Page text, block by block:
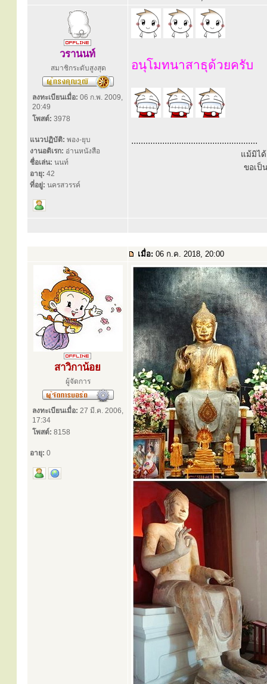
วรานนท์
สมาชิกระดับสูงสุด
ลงทะเบียนเมื่อ: 06 ก.พ. 2009,
20:49
โพสต์: 3978
แนวปฏิบัติ: พอง-ยุบ
งานอดิเรก: อ่านหนังสือ
ชื่อเล่น: นนท์
อายุ: 42
ที่อยู่: นครสวรรค์
อนุโมทนาสาธุด้วยครับ
.....................................................
แม้มิได้
ขอเป็
เมื่อ: 06 ก.ค. 2018, 20:00
สาวิกาน้อย
ผู้จัดการ
ลงทะเบียนเมื่อ: 27 มี.ค. 2006,
17:34
โพสต์: 8158
อายุ: 0